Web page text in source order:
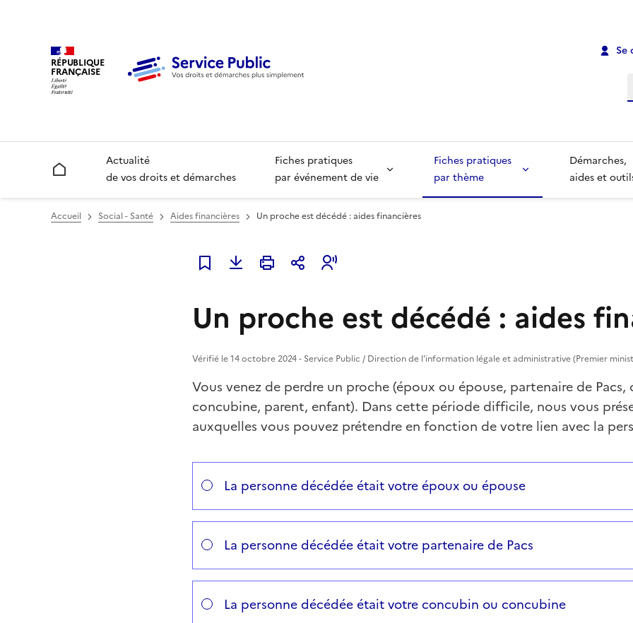
RÉPUBLIQUE
FRANÇAISE
Se
Accueil
Actualité
de vos droits et démarches
Fiches pratiques
par événement de vie
Fiches pratiques
par thème
Démarches,
aides et
Accueil Social - Santé Aides financières Un proche est décédé : aides financières
Ajouter à mes favoris
Un proche est décédé : aides
Vérifié le 14 octobre 2024 - Service Public / Direction de l'information légale et administrative (Premier
Vous venez de perdre un proche (époux ou épouse, partenaire de
concubine, parent, enfant). Dans cette période difficile, nous vous
auxquelles vous pouvez prétendre en fonction de votre lien avec la
Répondez aux questions successives et les réponses s’afficheront
Vous avez choisi
La personne décédée était votre époux ou épouse
La personne décédée était votre partenaire de Pacs
La personne décédée était votre concubin ou concubine